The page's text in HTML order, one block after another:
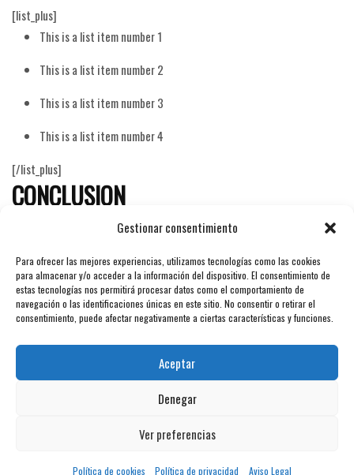
Gestionar consentimiento
Para ofrecer las mejores experiencias, utilizamos tecnologías como las cookies
para almacenar y/o acceder a la información del dispositivo. El consentimiento de
estas tecnologías nos permitirá procesar datos como el comportamiento de
navegación o las identificaciones únicas en este sitio. No consentir o retirar el
consentimiento, puede afectar negativamente a ciertas características y funciones.
Aceptar
Denegar
Ver preferencias
Política de cookies Política de privacidad Aviso Legal
[list_plus]
This is a list item number 1
This is a list item number 2
This is a list item number 3
This is a list item number 4
[/list_plus]
CONCLUSION
Investigationes demonstraveruntlectores legere
me lius
dynamicus, qui sequitur mutationem consuetudium lectorum.
Mirum est notare quam littera gothica, quam nunc putamus
parum claram,anteposuerit litterarum formas humanitatis
per seacula quarta decima et quinta decima. Eodem modo
typi, qui nunc nobis videntur parum clari, fiant sollemnes in
HerboSpice S.L. © 2017 |Diseño Web | GuellCom_ Aviso Legal